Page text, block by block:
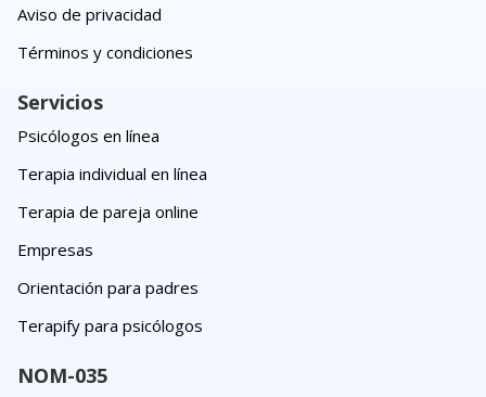
Aviso de privacidad
Términos y condiciones
Servicios
Psicólogos en línea
Terapia individual en línea
Terapia de pareja online
Empresas
Orientación para padres
Terapify para psicólogos
NOM-035